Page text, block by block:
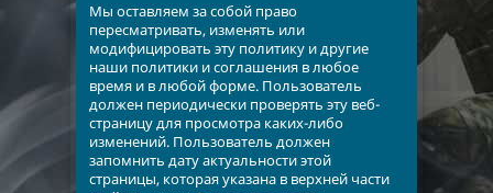
Мы оставляем за собой право
пересматривать, изменять или
модифицировать эту политику и другие
наши политики и соглашения в любое
время и в любой форме. Пользователь
должен периодически проверять эту веб-
страницу для просмотра каких-либо
изменений. Пользователь должен
запомнить дату актуальности этой
страницы, которая указана в верхней части